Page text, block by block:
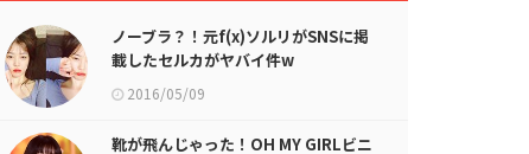
ノーブラ？！元f(x)ソルリがSNSに掲
載したセルカがヤバイ件w
2016/05/09
靴が飛んじゃった！OH MY GIRLビニ